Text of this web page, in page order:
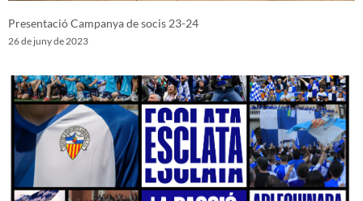
Presentació Campanya de socis 23-24
26 de juny de 2023